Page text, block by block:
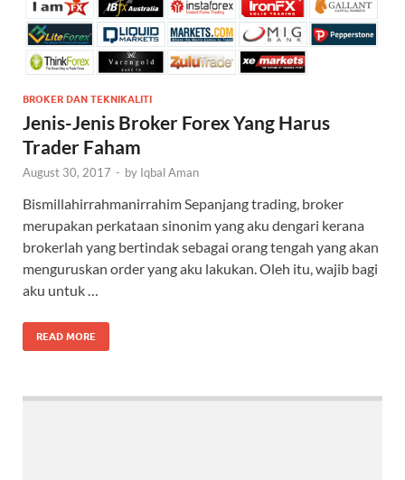
BROKER DAN TEKNIKALITI
Jenis-Jenis Broker Forex Yang Harus
Trader Faham
August 30, 2017 - by Iqbal Aman
Bismillahirrahmanirrahim Sepanjang trading, broker
merupakan perkataan sinonim yang aku dengari kerana
brokerlah yang bertindak sebagai orang tengah yang akan
menguruskan order yang aku lakukan. Oleh itu, wajib bagi
aku untuk …
READ MORE